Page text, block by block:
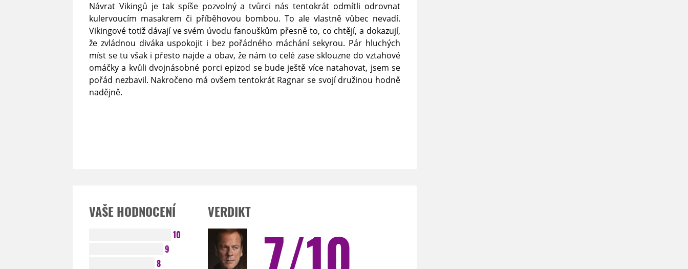
Návrat Vikingů je tak spíše pozvolný a tvůrci nás tentokrát odmítli odrovnat
kulervoucím masakrem či příběhovou bombou. To ale vlastně vůbec nevadí.
Vikingové totiž dávají ve svém úvodu fanouškům přesně to, co chtějí, a dokazují,
že zvládnou diváka uspokojit i bez pořádného máchání sekyrou. Pár hluchých
míst se tu však i přesto najde a obav, že nám to celé zase sklouzne do vztahové
omáčky a kvůli dvojnásobné porci epizod se bude ještě více natahovat, jsem se
pořád nezbavil. Nakročeno má ovšem tentokrát Ragnar se svojí družinou hodně
nadějně.
VERDIKT
VAŠE HODNOCENÍ
10
9
8